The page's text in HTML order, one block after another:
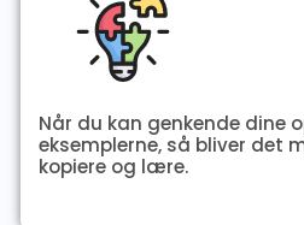
Når du kan genkende dine
eksemplerne, så bliver det
kopiere og lære.